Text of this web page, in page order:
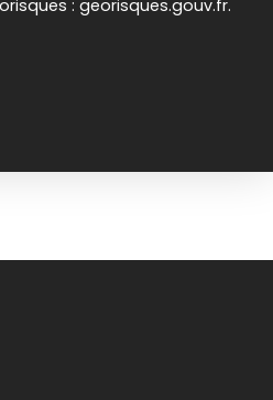
: georisques.gouv.fr.